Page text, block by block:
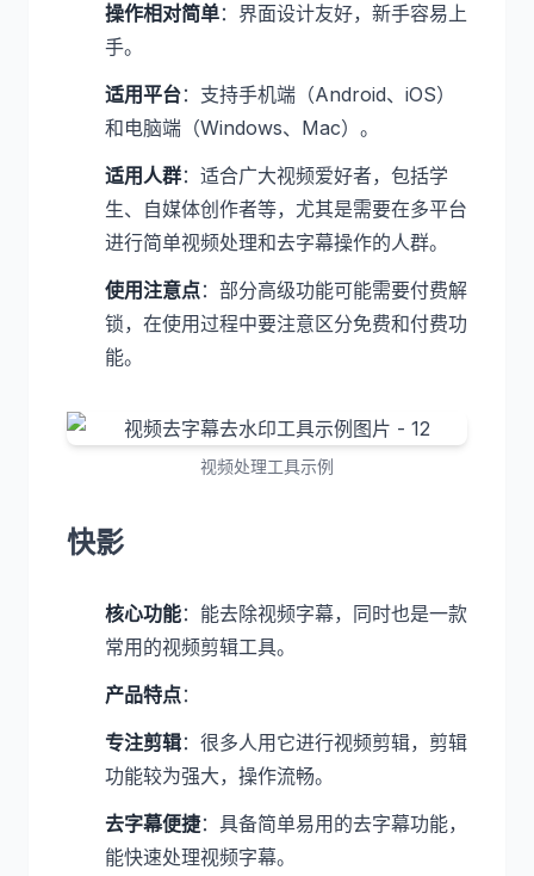
操作相对简单：界面设计友好，新手容易上
手。
适用平台：支持手机端（Android、iOS）
和电脑端（Windows、Mac）。
适用人群：适合广大视频爱好者，包括学
生、自媒体创作者等，尤其是需要在多平台
进行简单视频处理和去字幕操作的人群。
使用注意点：部分高级功能可能需要付费解
锁，在使用过程中要注意区分免费和付费功
能。
视频处理工具示例
快影
核心功能：能去除视频字幕，同时也是一款
常用的视频剪辑工具。
产品特点：
专注剪辑：很多人用它进行视频剪辑，剪辑
功能较为强大，操作流畅。
去字幕便捷：具备简单易用的去字幕功能，
能快速处理视频字幕。